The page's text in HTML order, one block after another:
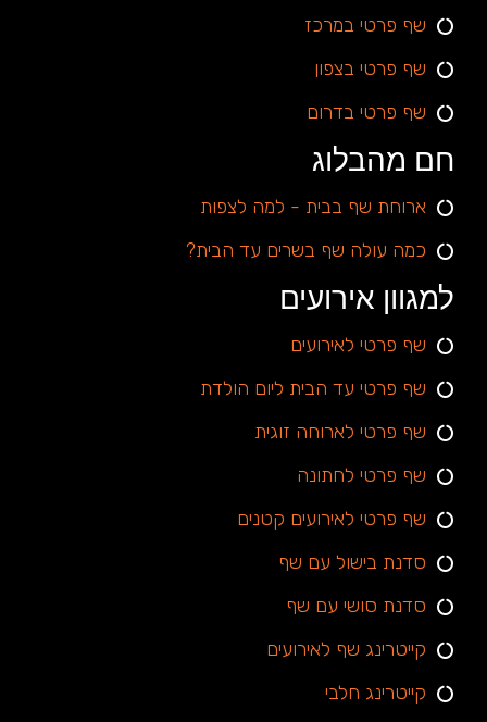
שף פרטי במרכז
שף פרטי בצפון
שף פרטי בדרום
חם מהבלוג
ארוחת שף בבית - למה לצפות
כמה עולה שף בשרים עד הבית?
למגוון אירועים
שף פרטי לאירועים
שף פרטי עד הבית ליום הולדת
שף פרטי לארוחה זוגית
שף פרטי לחתונה
שף פרטי לאירועים קטנים
סדנת בישול עם שף
סדנת סושי עם שף
קייטרינג שף לאירועים
קייטרינג חלבי